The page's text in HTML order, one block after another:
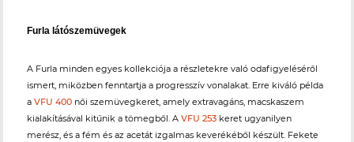
Furla látószemüvegek
A Furla minden egyes kollekciója a részletekre való odafigyeléséről
ismert, miközben fenntartja a progresszív vonalakat. Erre kiváló példa
a VFU 400 női szemüvegkeret, amely extravagáns, macskaszem
kialakításával kitűnik a tömegből. A VFU 253 keret ugyanilyen
merész, és a fém és az acetát izgalmas keverékéből készült. Fekete